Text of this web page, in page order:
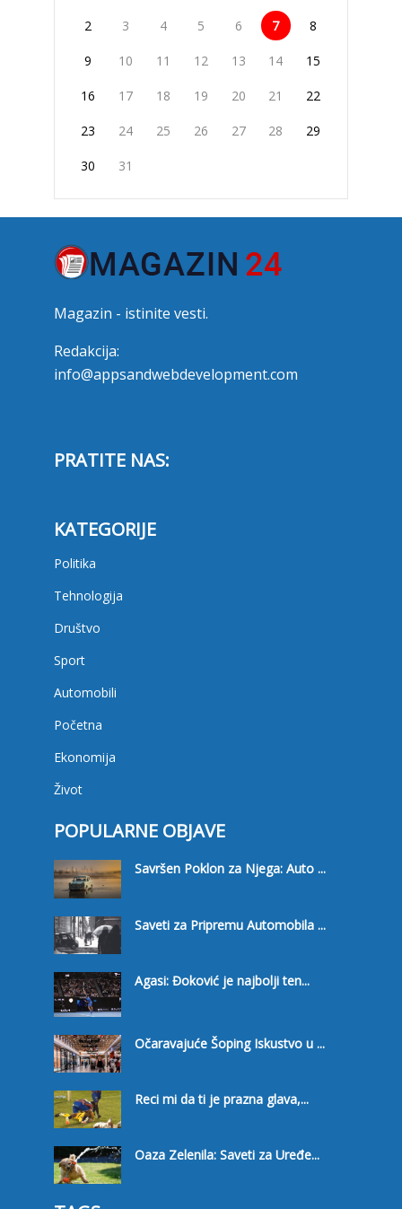
2 3 4 5 6 7 8
9 10 11 12 13 14 15
16 17 18 19 20 21 22
23 24 25 26 27 28 29
30 31
Magazin - istinite vesti.
Redakcija:
info@appsandwebdevelopment.com
PRATITE NAS:
KATEGORIJE
Politika
Tehnologija
Društvo
Sport
Automobili
Početna
Ekonomija
Život
POPULARNE OBJAVE
Savršen Poklon za Njega: Auto ...
Saveti za Pripremu Automobila ...
Agasi: Đoković je najbolji ten...
Očaravajuće Šoping Iskustvo u ...
Reci mi da ti je prazna glava,...
Oaza Zelenila: Saveti za Uređe...